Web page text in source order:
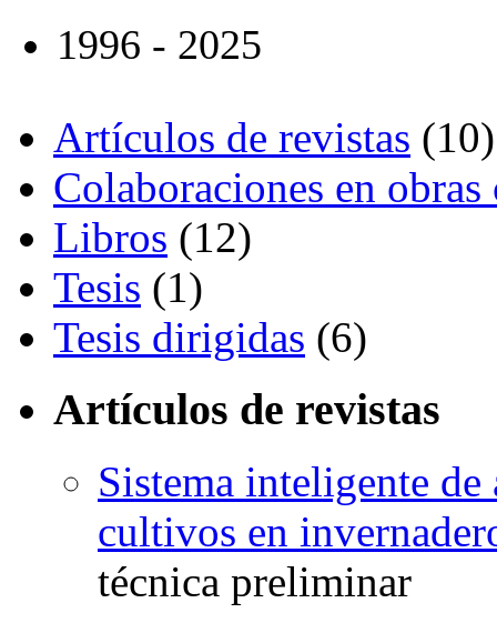
1996 - 2025
Artículos de revistas (10)
Colaboraciones en
Libros (12)
Tesis (1)
Tesis dirigidas (6)
Artículos de revistas
Sistema inteligente
cultivos en
técnica preliminar